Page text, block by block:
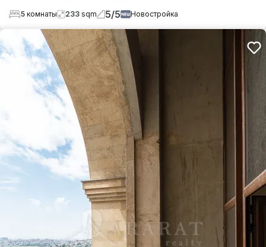
5 комнаты 233 sqm 5/5 Новостройка